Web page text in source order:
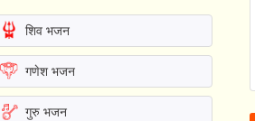
शिव भजन
गणेश भजन
गुरु भजन